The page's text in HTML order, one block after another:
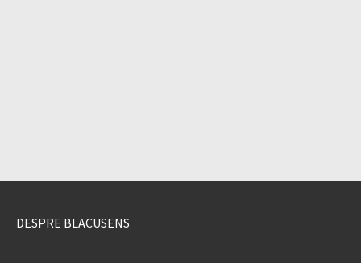
DESPRE BLACUSENS